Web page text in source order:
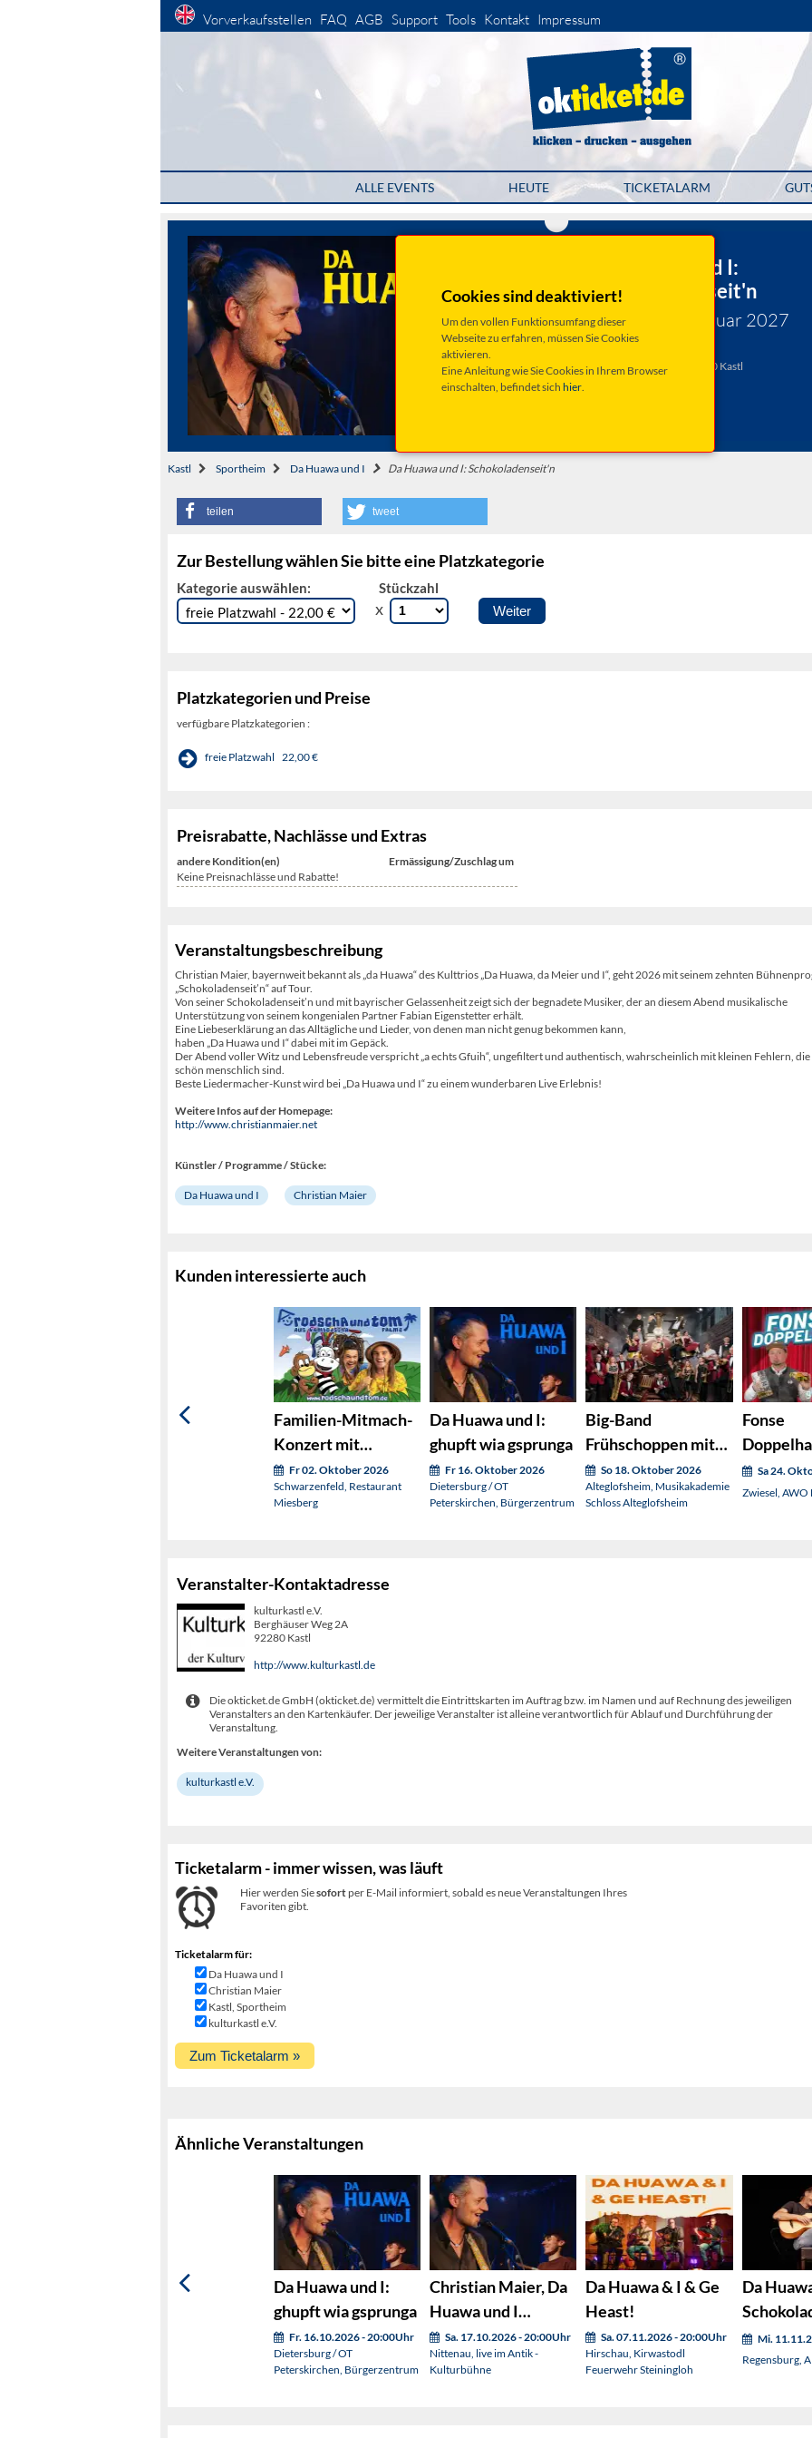
Vorverkaufsstellen FAQ AGB Support Tools Kontakt Impressum
ALLE EVENTS HEUTE TICKETALARM
Cookies sind deaktiviert!
Um den vollen Funktionsumfang dieser
Webseite zu erfahren, müssen Sie Cookies
aktivieren.
Eine Anleitung wie Sie Cookies in Ihrem Browser
einschalten, befindet sich hier.
Da Huawa und I:
Schokoladenseit'n
Samstag 30. Januar 2027
Am Mennersberg 6, 92280 Kastl
Kastl Sportheim Da Huawa und I Da Huawa und I: Schokoladenseit'n
teilen tweet
Zur Bestellung wählen Sie bitte eine Platzkategorie
Kategorie auswählen: Stückzahl
x
Platzkategorien und Preise
verfügbare Platzkategorien :
freie Platzwahl 22,00 €
Preisrabatte, Nachlässe und Extras
andere Kondition(en)
Ermässigung/Zuschlag um
Keine Preisnachlässe und Rabatte!
Veranstaltungsbeschreibung
Christian Maier, bayernweit bekannt als „da Huawa“ des Kulttrios „Da Huawa, da Meier und I“, geht 2026 mit seinem zehnten
„Schokoladenseit’n“ auf Tour.
Von seiner Schokoladenseit’n und mit bayrischer Gelassenheit zeigt sich der begnadete Musiker, der an diesem Abend musikalische
Unterstützung von seinem kongenialen Partner Fabian Eigenstetter erhält.
Eine Liebeserklärung an das Alltägliche und Lieder, von denen man nicht genug bekommen kann,
haben „Da Huawa und I“ dabei mit im Gepäck.
Der Abend voller Witz und Lebensfreude verspricht „a echts Gfuih“, ungefiltert und authentisch, wahrscheinlich mit kleinen Fehlern, die
schön menschlich sind.
Beste Liedermacher-Kunst wird bei „Da Huawa und I“ zu einem wunderbaren Live Erlebnis!
Weitere Infos auf der Homepage:
http://www.christianmaier.net
Künstler / Programme / Stücke:
Da Huawa und I Christian Maier
Kunden interessierte auch
Familien-Mitmach-
Konzert mit
"Rodscha und Tom"
Fr 02. Oktober 2026
Schwarzenfeld, Restaurant
Miesberg
Da Huawa und I:
ghupft wia gsprunga
Fr 16. Oktober 2026
Dietersburg / OT
Peterskirchen, Bürgerzentrum
Big-Band
Frühschoppen mit
Mike´s Music Train
(Nachholtermin)
So 18. Oktober 2026
Alteglofsheim, Musikakademie
Schloss Alteglofsheim
Fonse
Zum
glangt's
Sa 24.
Zwiesel, AWO
Veranstalter-Kontaktadresse
kulturkastl e.V.
Berghäuser Weg 2A
92280 Kastl
http://www.kulturkastl.de
Die okticket.de GmbH (okticket.de) vermittelt die Eintrittskarten im Auftrag bzw. im Namen und auf Rechnung des jeweiligen
Veranstalters an den Kartenkäufer. Der jeweilige Veranstalter ist alleine verantwortlich für Ablauf und Durchführung der
Veranstaltung.
Weitere Veranstaltungen von:
kulturkastl e.V.
Ticketalarm - immer wissen, was läuft
Hier werden Siesofortper E-Mail informiert, sobald es neue Veranstaltungen Ihres
Favoriten gibt.
Ticketalarm für:
Da Huawa und I
Christian Maier
Kastl, Sportheim
kulturkastl e.V.
Ähnliche Veranstaltungen
Da Huawa und I:
ghupft wia gsprunga
Fr. 16.10.2026 - 20:00Uhr
Dietersburg / OT
Peterskirchen, Bürgerzentrum
Christian Maier, Da
Huawa und I
Schokoladenseit‘n
Sa. 17.10.2026 - 20:00Uhr
Nittenau, live im Antik -
Kulturbühne
Da Huawa & I & Ge
Heast!
Sa. 07.11.2026 - 20:00Uhr
Hirschau, Kirwastodl
Feuerwehr Steiningloh
Da
Mi.
Regensburg,